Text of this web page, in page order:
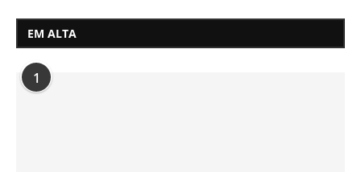
EM ALTA
1